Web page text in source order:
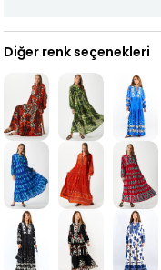
Diğer renk seçenekleri